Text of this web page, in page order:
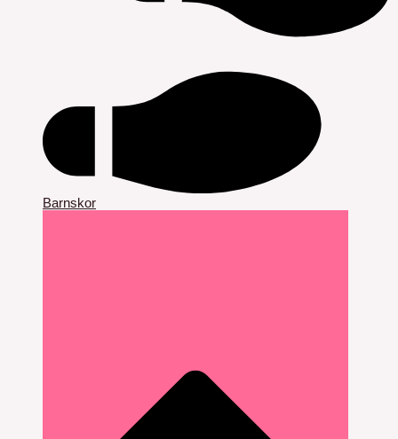
Barnskor